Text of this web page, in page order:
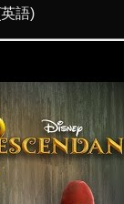
語)